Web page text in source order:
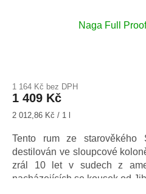
Naga Full
1 164 Kč bez DPH
1 409 Kč
Měrná
2 012,86 Kč / 1 l
Tento rum ze starověkého
destilován ve sloupcové
zrál 10 let v sudech z
nacházejících se kousek od